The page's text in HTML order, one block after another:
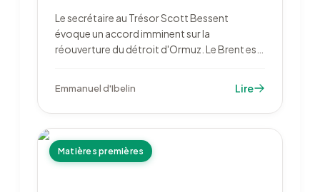
Le secrétaire au Trésor Scott Bessent
évoque un accord imminent sur la
réouverture du détroit d'Ormuz. Le Brent est
deux leurs paris sur un resserrement de la Fed.
Emmanuel d'Ibelin Lire
Matières premières